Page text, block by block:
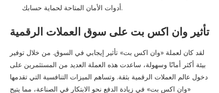
أدوات الأمان المتاحة لحماية حسابك.
تأثير وان اكس بت على سوق العملات الرقمية
لقد كان لعملة «وان اكس بت» تأثير إيجابي في السوق. من خلال توفير
بيئة أكثر أمانًا وسهولة، ساعدت هذه العملة العديد من المستثمرين على
دخول عالم العملات الرقمية بثقة. وتساهم الميزات التنافسية التي تقدمها
«وان اكس بت» في زيادة الدفع نحو الابتكار في الصناعة، مما يتيح